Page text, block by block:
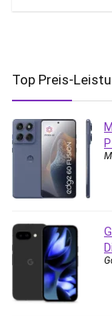
Top Preis-